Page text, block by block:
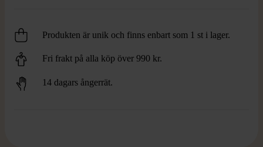
Produkten är unik och finns enbart som 1 st i lager.
Fri frakt på alla köp över 990 kr.
14 dagars ångerrät.